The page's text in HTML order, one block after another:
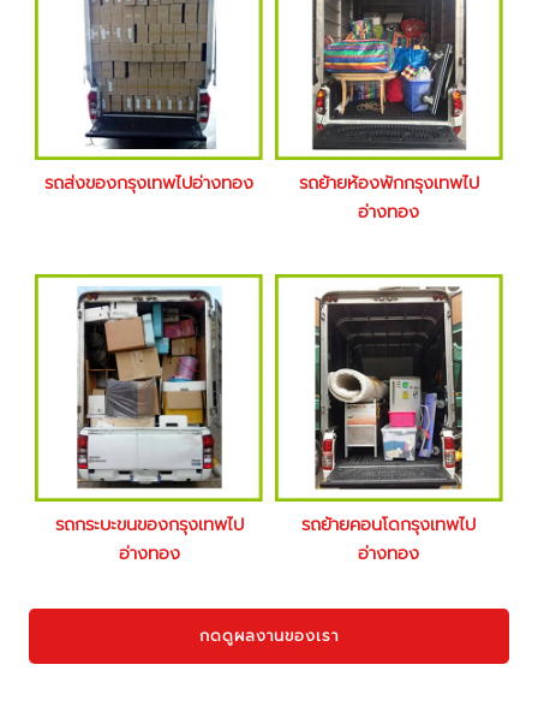
รถส่งของกรุงเทพไปอ่างทอง
รถย้ายห้องพักกรุงเทพไป
อ่างทอง
รถกระบะขนของกรุงเทพไป
อ่างทอง
รถย้ายคอนโดกรุงเทพไป
อ่างทอง
กดดูผลงานของเรา